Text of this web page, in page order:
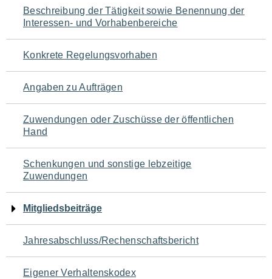
den
Seiteninhalt
Beschreibung der Tätigkeit sowie Benennung der
Interessen- und Vorhabenbereiche
Konkrete Regelungsvorhaben
Angaben zu Aufträgen
Zuwendungen oder Zuschüsse der öffentlichen
Hand
Schenkungen und sonstige lebzeitige
Zuwendungen
Mitgliedsbeiträge
Jahresabschluss/Rechenschaftsbericht
Eigener Verhaltenskodex